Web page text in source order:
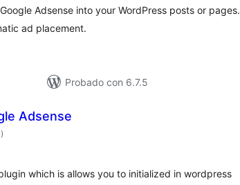
Adsense into your WordPress posts or pages.
ad placement.
Probado con 6.7.5
Adsense
valoraciones
en
)
which is allows you to initialized in wordpress